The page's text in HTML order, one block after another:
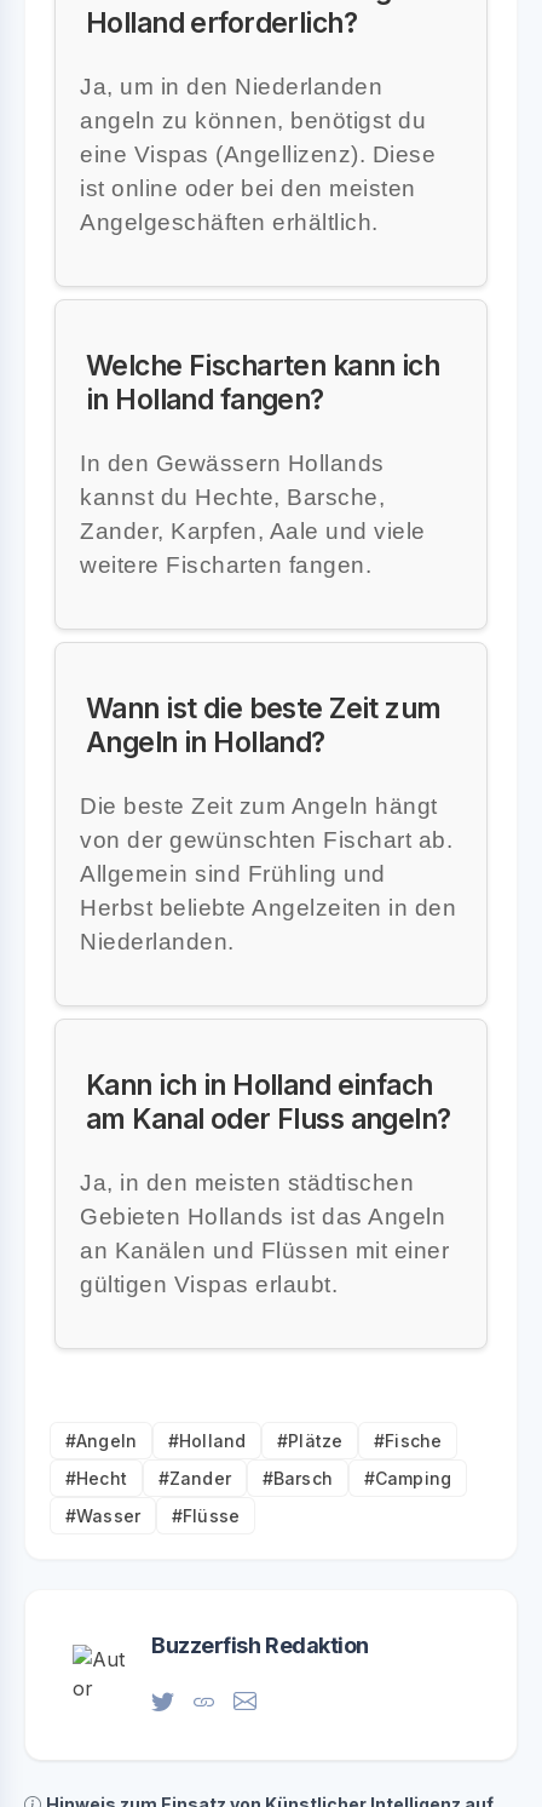
Holland erforderlich?
Ja, um in den Niederlanden
angeln zu können, benötigst du
eine Vispas (Angellizenz). Diese
ist online oder bei den meisten
Angelgeschäften erhältlich.
Welche Fischarten kann ich
in Holland fangen?
In den Gewässern Hollands
kannst du Hechte, Barsche,
Zander, Karpfen, Aale und viele
weitere Fischarten fangen.
Wann ist die beste Zeit zum
Angeln in Holland?
Die beste Zeit zum Angeln hängt
von der gewünschten Fischart ab.
Allgemein sind Frühling und
Herbst beliebte Angelzeiten in den
Niederlanden.
Kann ich in Holland einfach
am Kanal oder Fluss angeln?
Ja, in den meisten städtischen
Gebieten Hollands ist das Angeln
an Kanälen und Flüssen mit einer
gültigen Vispas erlaubt.
#Angeln #Holland #Plätze
#Fische
#Hecht
#Zander #Barsch
#Camping
#Wasser
#Flüsse
Buzzerfish Redaktion